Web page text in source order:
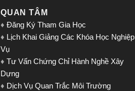
QUAN TÂM
♦ Đăng Ký Tham Gia Học
♦ Lịch Khai Giảng Các Khóa Học Nghiệp
Vụ
♦ Tư Vấn Chứng Chỉ Hành Nghề Xây
Dựng
♦ Dịch Vụ Quan Trắc Môi Trường